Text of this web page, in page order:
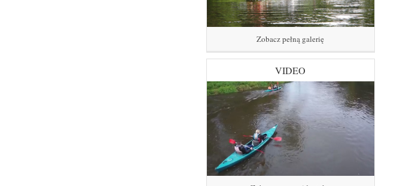
Zobacz pełną galerię
VIDEO